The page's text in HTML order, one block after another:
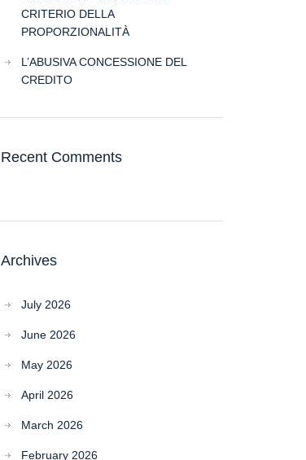
CRITERIO DELLA
PROPORZIONALITÀ
L’ABUSIVA CONCESSIONE DEL
CREDITO
Recent Comments
Archives
July 2026
June 2026
May 2026
April 2026
March 2026
February 2026